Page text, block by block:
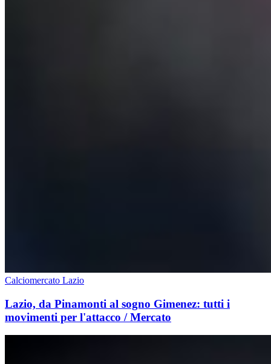
Calciomercato Lazio
Lazio, da Pinamonti al sogno Gimenez: tutti i
movimenti per l'attacco / Mercato